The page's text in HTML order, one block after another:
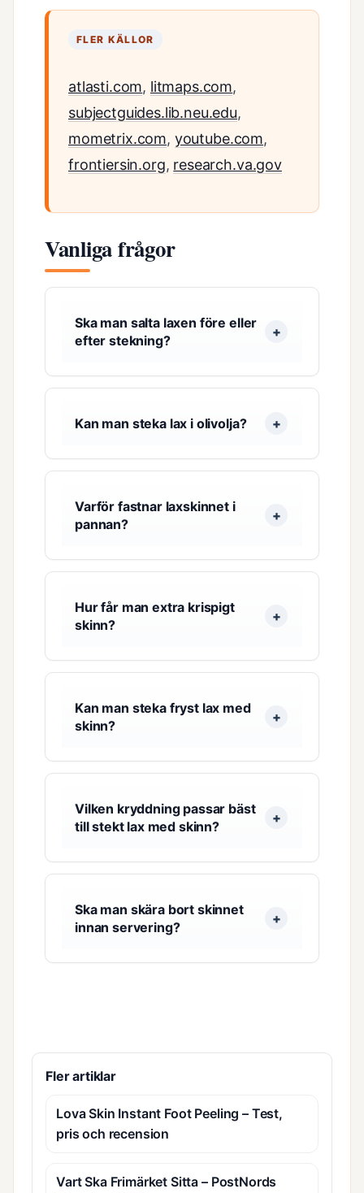
FLER KÄLLOR
atlasti.com, litmaps.com,
subjectguides.lib.neu.edu,
mometrix.com, youtube.com,
frontiersin.org, research.va.gov
Vanliga frågor
Ska man salta laxen före eller
efter stekning?
Kan man steka lax i olivolja?
Varför fastnar laxskinnet i
pannan?
Hur får man extra krispigt
skinn?
Kan man steka fryst lax med
skinn?
Vilken kryddning passar bäst
till stekt lax med skinn?
Ska man skära bort skinnet
innan servering?
Fler artiklar
Lova Skin Instant Foot Peeling – Test,
pris och recension
Vart Ska Frimärket Sitta – PostNords